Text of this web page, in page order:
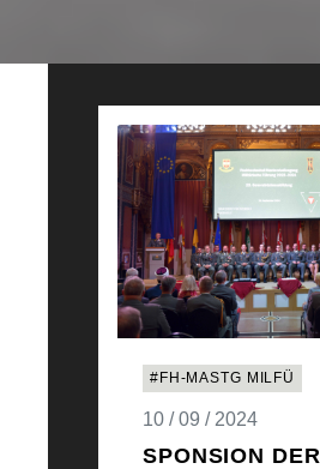
#FH-MASTG MILFÜ
10 / 09 / 2024
SPONSION DER